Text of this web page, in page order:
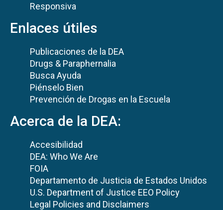
Responsiva
Enlaces útiles
Publicaciones de la DEA
Drugs & Paraphernalia
Busca Ayuda
Piénselo Bien
Prevención de Drogas en la Escuela
Acerca de la DEA:
Accesibilidad
DEA: Who We Are
FOIA
Departamento de Justicia de Estados Unidos
U.S. Department of Justice EEO Policy
Legal Policies and Disclaimers